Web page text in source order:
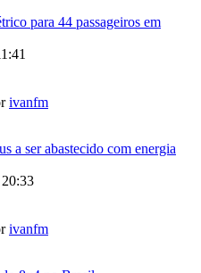
para 44 passageiros em
ivanfm
a ser abastecido com energia
ivanfm